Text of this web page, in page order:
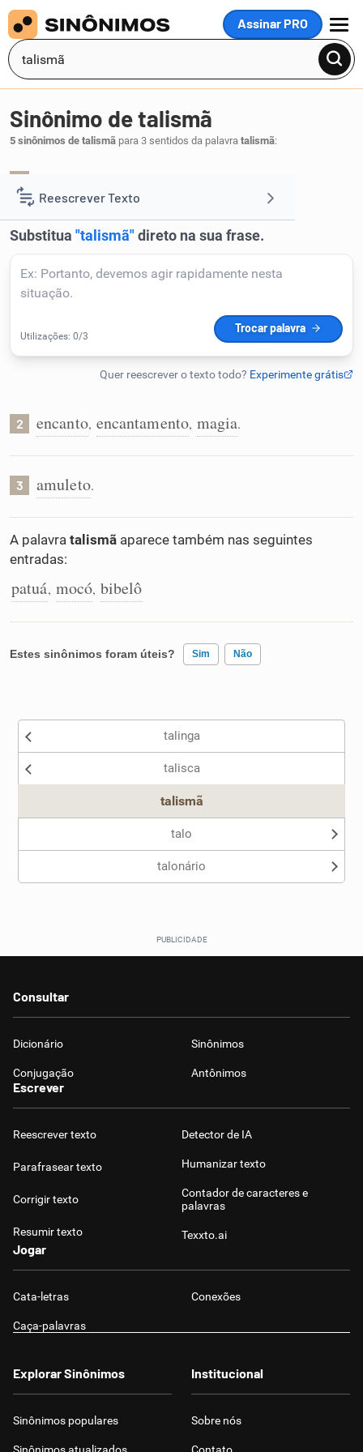
Assinar PRO
MENU
Reescrever Texto
Resumir Texto
Corrigir Texto
Detector de IA
Humanizador de IA
Conexões
Caça-palavras
Dicionário
Sinônimo de talismã
5 sinônimos de talismã para 3 sentidos da palavra talismã:
2 encanto, encantamento, magia.
3 amuleto.
A palavra talismã aparece também nas seguintes
entradas:
patuá, mocó, bibelô
Estes sinônimos foram úteis? Sim Não
Nenhum dos sinônimos apresentados me ajudou
talinga
talisca
talismã
talo
talonário
Consultar
Dicionário Sinônimos
Conjugação Antônimos
Escrever
Reescrever texto
Parafrasear texto
Corrigir texto
Resumir texto
Detector de IA
Humanizar texto
Contador de caracteres e
palavras
Texxto.ai
Jogar
Cata-letras Conexões
Caça-palavras
Explorar Sinônimos
Sinônimos populares
Institucional
Sobre nós